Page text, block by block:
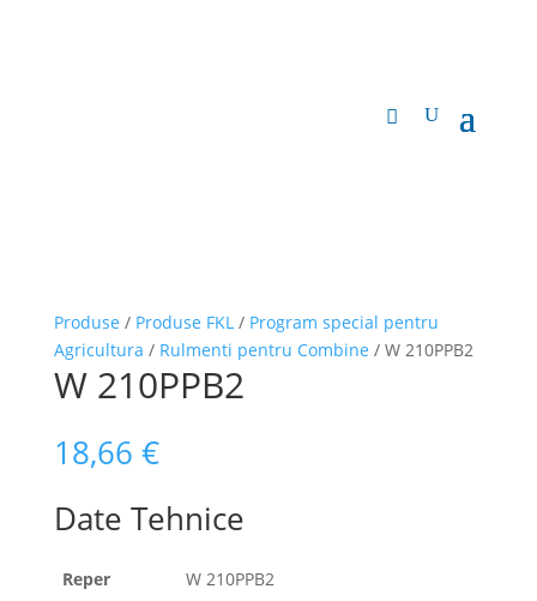
Produse / Produse FKL/ Program special pentru
Agricultura / Rulmenti pentru Combine / W 210PPB2
W 210PPB2
18,66 €
Date Tehnice
Reper
W 210PPB2